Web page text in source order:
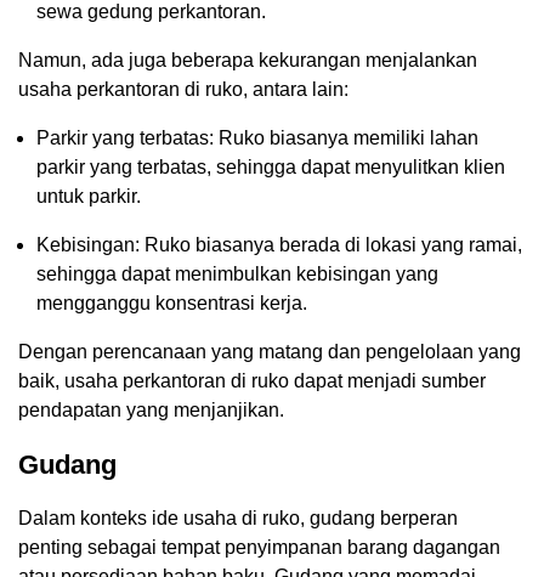
sewa gedung perkantoran.
Namun, ada juga beberapa kekurangan menjalankan
usaha perkantoran di ruko, antara lain:
Parkir yang terbatas: Ruko biasanya memiliki lahan
parkir yang terbatas, sehingga dapat menyulitkan klien
untuk parkir.
Kebisingan: Ruko biasanya berada di lokasi yang ramai,
sehingga dapat menimbulkan kebisingan yang
mengganggu konsentrasi kerja.
Dengan perencanaan yang matang dan pengelolaan yang
baik, usaha perkantoran di ruko dapat menjadi sumber
pendapatan yang menjanjikan.
Gudang
Dalam konteks ide usaha di ruko, gudang berperan
penting sebagai tempat penyimpanan barang dagangan